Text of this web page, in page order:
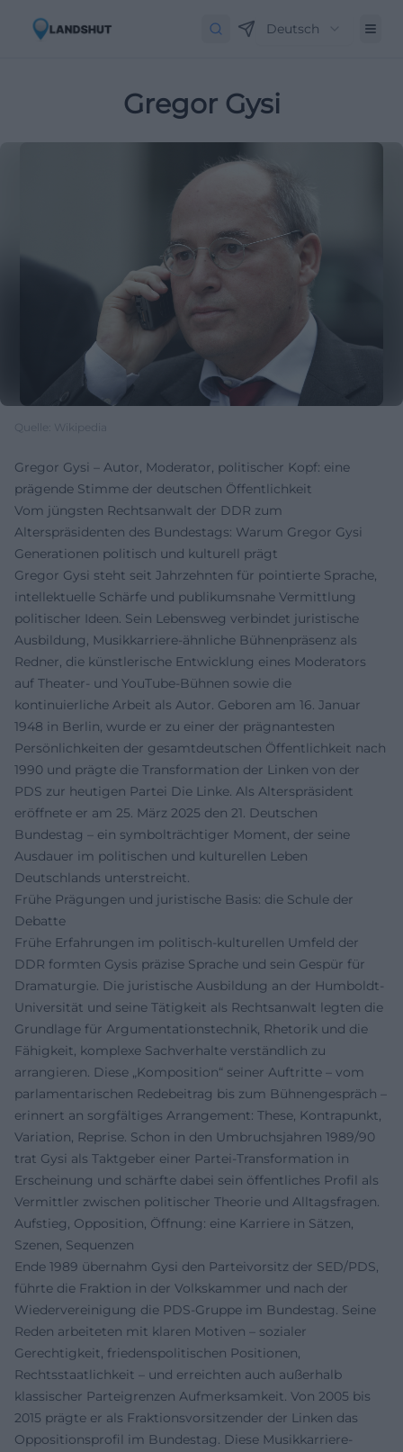
Deutsch
Gregor Gysi
Quelle: Wikipedia
Gregor Gysi – Autor, Moderator, politischer Kopf: eine
prägende Stimme der deutschen Öffentlichkeit
Vom jüngsten Rechtsanwalt der DDR zum
Alterspräsidenten des Bundestags: Warum Gregor Gysi
Generationen politisch und kulturell prägt
Gregor Gysi steht seit Jahrzehnten für pointierte Sprache,
intellektuelle Schärfe und publikumsnahe Vermittlung
politischer Ideen. Sein Lebensweg verbindet juristische
Ausbildung, Musikkarriere-ähnliche Bühnenpräsenz als
Redner, die künstlerische Entwicklung eines Moderators
auf Theater- und YouTube-Bühnen sowie die
kontinuierliche Arbeit als Autor. Geboren am 16. Januar
1948 in Berlin, wurde er zu einer der prägnantesten
Persönlichkeiten der gesamtdeutschen Öffentlichkeit nach
1990 und prägte die Transformation der Linken von der
PDS zur heutigen Partei Die Linke. Als Alterspräsident
eröffnete er am 25. März 2025 den 21. Deutschen
Bundestag – ein symbolträchtiger Moment, der seine
Ausdauer im politischen und kulturellen Leben
Deutschlands unterstreicht.
Frühe Prägungen und juristische Basis: die Schule der
Debatte
Frühe Erfahrungen im politisch-kulturellen Umfeld der
DDR formten Gysis präzise Sprache und sein Gespür für
Dramaturgie. Die juristische Ausbildung an der Humboldt-
Universität und seine Tätigkeit als Rechtsanwalt legten die
Grundlage für Argumentationstechnik, Rhetorik und die
Fähigkeit, komplexe Sachverhalte verständlich zu
arrangieren. Diese „Komposition“ seiner Auftritte – vom
parlamentarischen Redebeitrag bis zum Bühnengespräch –
erinnert an sorgfältiges Arrangement: These, Kontrapunkt,
Variation, Reprise. Schon in den Umbruchsjahren 1989/90
trat Gysi als Taktgeber einer Partei-Transformation in
Erscheinung und schärfte dabei sein öffentliches Profil als
Vermittler zwischen politischer Theorie und Alltagsfragen.
Aufstieg, Opposition, Öffnung: eine Karriere in Sätzen,
Szenen, Sequenzen
Ende 1989 übernahm Gysi den Parteivorsitz der SED/PDS,
führte die Fraktion in der Volkskammer und nach der
Wiedervereinigung die PDS-Gruppe im Bundestag. Seine
Reden arbeiteten mit klaren Motiven – sozialer
Gerechtigkeit, friedenspolitischen Positionen,
Rechtsstaatlichkeit – und erreichten auch außerhalb
klassischer Parteigrenzen Aufmerksamkeit. Von 2005 bis
2015 prägte er als Fraktionsvorsitzender der Linken das
Oppositionsprofil im Bundestag. Diese Musikkarriere-